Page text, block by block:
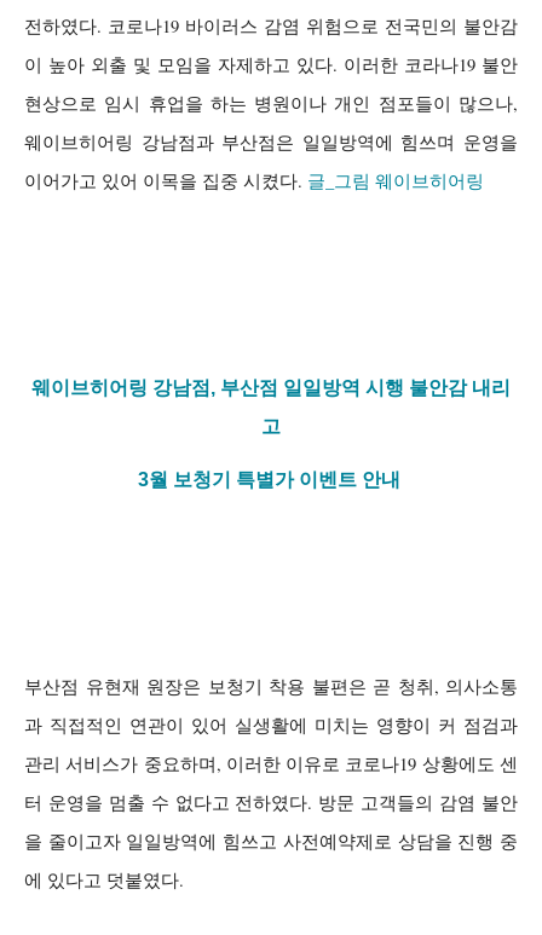
전하였다. 코로나19 바이러스 감염 위험으로 전국민의 불안감
이 높아 외출 및 모임을 자제하고 있다. 이러한 코라나19 불안
현상으로 임시 휴업을 하는 병원이나 개인 점포들이 많으나,
웨이브히어링 강남점과 부산점은 일일방역에 힘쓰며 운영을
이어가고 있어 이목을 집중 시켰다. 글_그림 웨이브히어링
웨이브히어링 강남점 , 부산점 일일방역 시행 불안감 내리
고
3월 보청기 특별가 이벤트 안내
부산점 유현재 원장은 보청기 착용 불편은 곧 청취, 의사소통
과 직접적인 연관이 있어 실생활에 미치는 영향이 커 점검과
관리 서비스가 중요하며, 이러한 이유로 코로나19 상황에도 센
터 운영을 멈출 수 없다고 전하였다. 방문 고객들의 감염 불안
을 줄이고자 일일방역에 힘쓰고 사전예약제로 상담을 진행 중
에 있다고 덧붙였다.